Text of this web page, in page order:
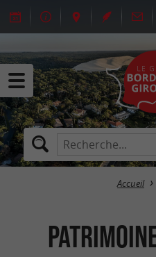
Accueil